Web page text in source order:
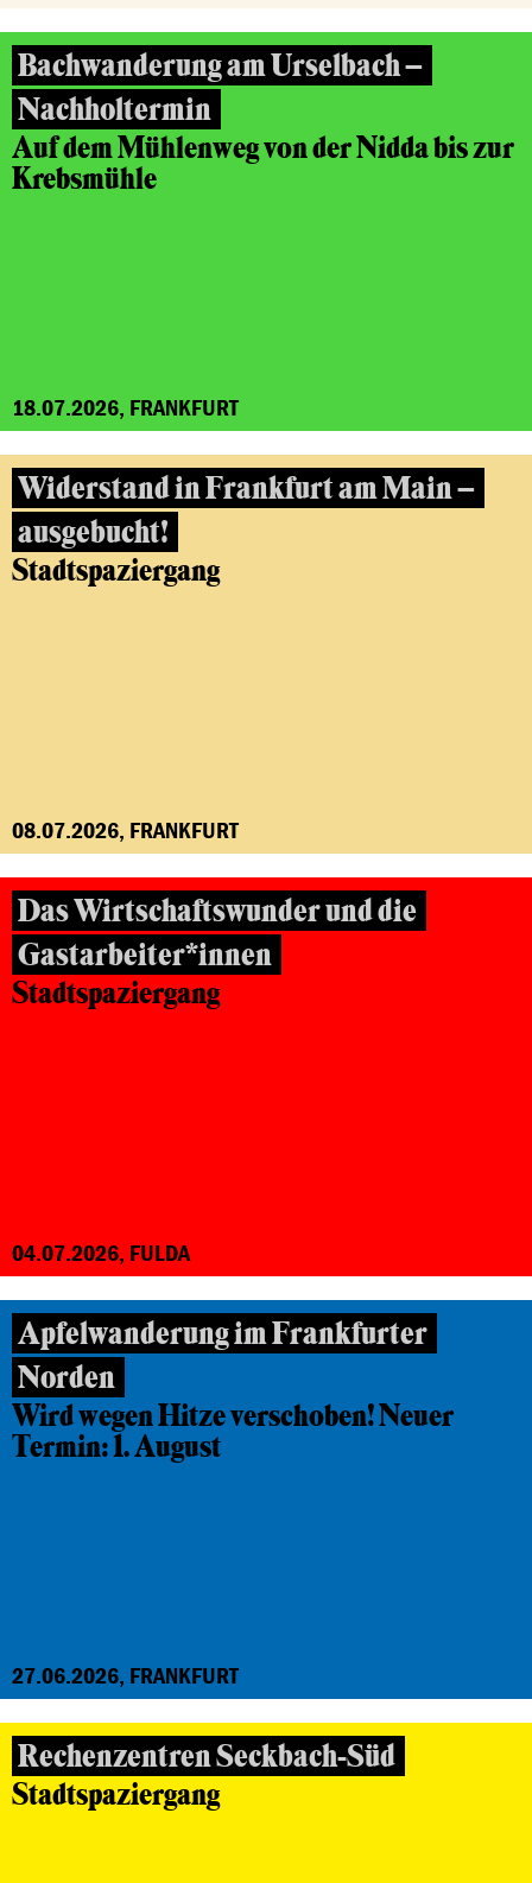
Bachwanderung am Urselbach –
Nachholtermin
Auf dem Mühlenweg von der Nidda bis zur
Krebsmühle
18.07.2026, FRANKFURT
Widerstand in Frankfurt am Main –
ausgebucht!
Stadtspaziergang
08.07.2026, FRANKFURT
Das Wirtschaftswunder und die
Gastarbeiter*innen
Stadtspaziergang
04.07.2026, FULDA
Apfelwanderung im Frankfurter
Norden
Wird wegen Hitze verschoben! Neuer
Termin: 1. August
27.06.2026, FRANKFURT
Rechenzentren Seckbach-Süd
Stadtspaziergang